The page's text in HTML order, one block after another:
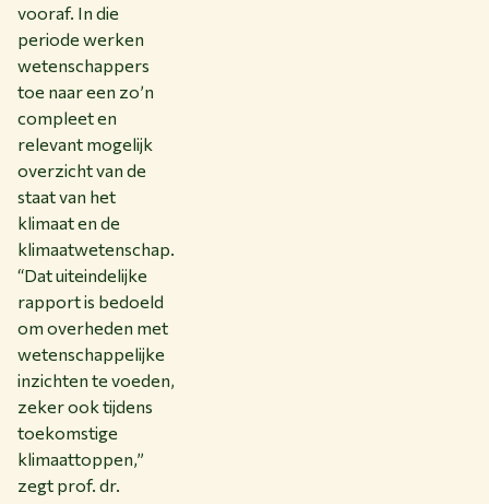
vooraf. In die
periode werken
wetenschappers
toe naar een zo’n
compleet en
relevant mogelijk
overzicht van de
staat van het
klimaat en de
klimaatwetenschap.
“Dat uiteindelijke
rapport is bedoeld
om overheden met
wetenschappelijke
inzichten te voeden,
zeker ook tijdens
toekomstige
klimaattoppen,”
zegt prof. dr.